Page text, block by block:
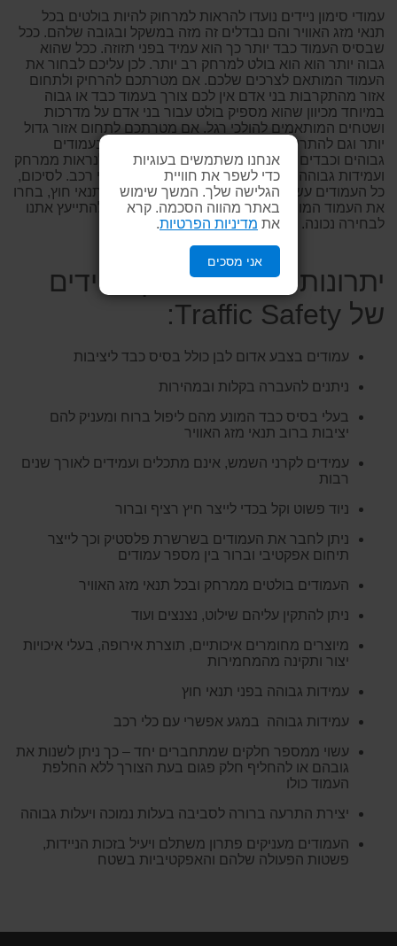
אנחנו משתמשים בעוגיות
כדי לשפר את חוויית
הגלישה שלך. המשך שימוש
באתר מהווה הסכמה. קרא
את מדיניות הפרטיות.
אני מסכים
עמודי סימון ניידים נועדו להראות למרחוק להיות בולטים בכל
תנאי מזג האוויר והם נבדלים זה מזה במשקל ובגובה שלהם. ככל
שבסיס העמוד כבד יותר כך הוא עמיד בפני תזוזה. ככל שהוא
גבוה יותר הוא הוא בולט למרחק רב יותר. לכן עליכם לבחור את
העמוד המותאם לצרכים שלכם. אם מטרתכם להרחיק ולתחום
אזור מהתקרבות בני אדם אין לכם צורך בעמוד כבד או גבוה
במיוחד מכיוון שהוא מספיק בולט עבור בני אדם על מדרכות
ושטחים המותאמים להולכי רגל. אם מטרתכם לתחום אזור גדול
יותר וגם להתריע בפני כלי רכב מומלץ להשתמש בעמודים
גבוהים וכבדים יותר על מנת להתאים את העמוד לנראות ממרחק
ועמידות גבוהה בפני תנאי חוץ ומגע אפשרי עם כלי רכב. לסיכום,
כל העמודים עשויים מחומרים איכותיים ועמידים לתנאי חוץ, בחרו
את העמוד המותאם לצרכים הנכונים ואל תהססו להתייעץ אתנו
לבחירה נכונה.
יתרונות עמודי הסימון הניידים
של Traffic Safety:
עמודים בצבע אדום לבן כולל בסיס כבד ליציבות
ניתנים להעברה בקלות ובמהירות
בעלי בסיס כבד המונע מהם ליפול ברוח ומעניק להם
יציבות ברוב תנאי מזג האוויר
עמידים לקרני השמש, אינם מתכלים ועמידים לאורך שנים
רבות
ניוד פשוט וקל בכדי לייצר חיץ רציף וברור
ניתן לחבר את העמודים בשרשרת פלסטיק וכך לייצר
תיחום אפקטיבי וברור בין מספר עמודים
העמודים בולטים ממרחק ובכל תנאי מזג האוויר
ניתן להתקין עליהם שילוט, נצנצים ועוד
מיוצרים מחומרים איכותיים, תוצרת אירופה, בעלי איכויות
יצור ותקינה מהמחמירות
עמידות גבוהה בפני תנאי חוץ
עמידות גבוהה במגע אפשרי עם כלי רכב
עשוי ממספר חלקים שמתחברים יחד – כך ניתן לשנות את
גובהם או להחליף חלק פגום בעת הצורך ללא החלפת
העמוד כולו
יצירת התרעה ברורה לסביבה בעלות נמוכה ויעלות גבוהה
העמודים מעניקים פתרון משתלם ויעיל בזכות הניידות,
פשטות הפעולה שלהם והאפקטיביות בשטח